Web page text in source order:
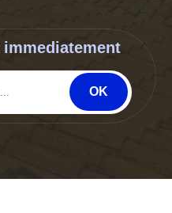
immediatement